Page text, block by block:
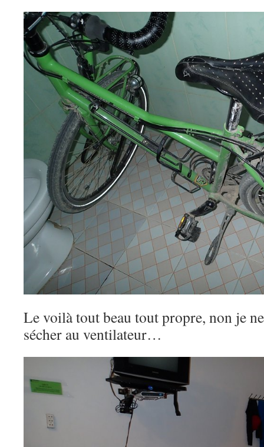
Le voilà tout beau tout propre, non je
sécher au ventilateur…